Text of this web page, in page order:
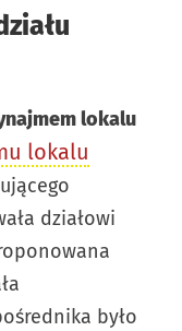
lokalu
lokalu
działowi
było